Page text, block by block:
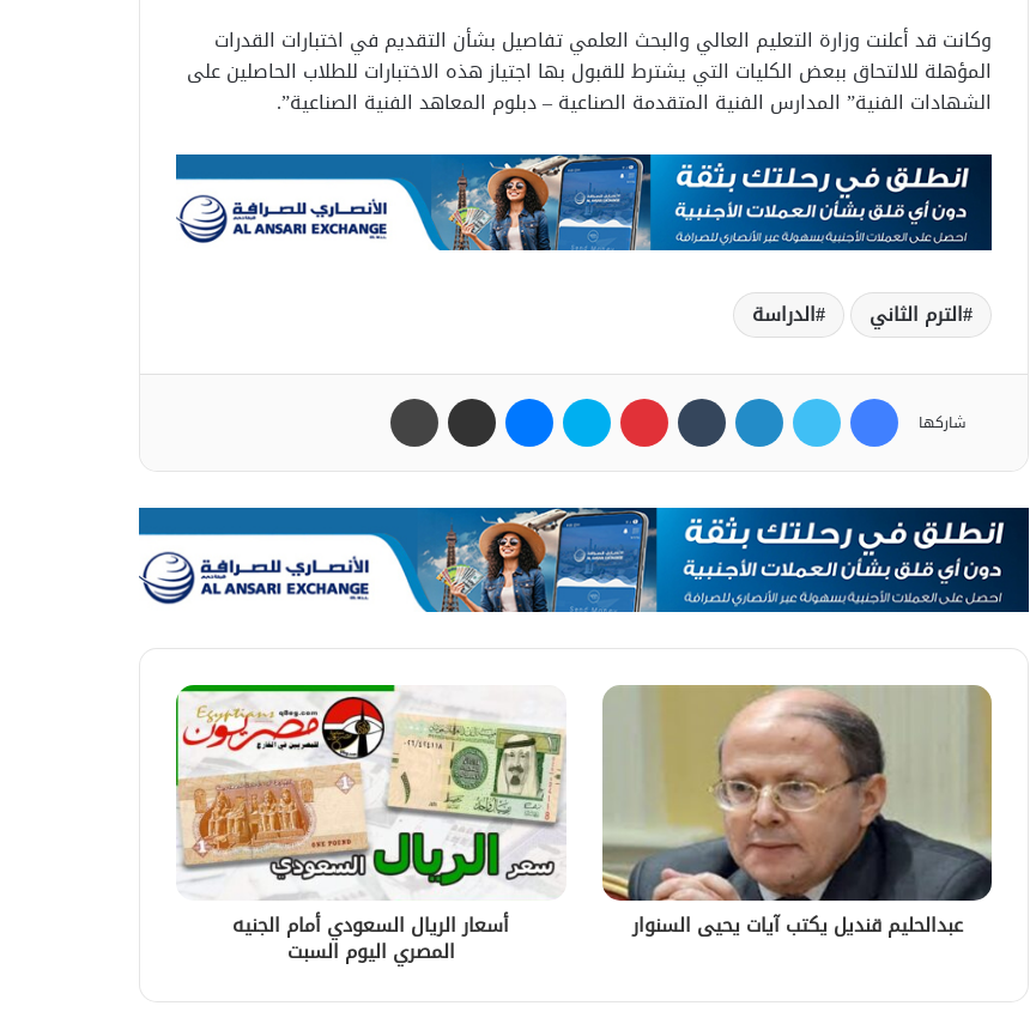
وكانت قد أعلنت وزارة التعليم العالي والبحث العلمي تفاصيل بشأن التقديم في اختبارات القدرات
المؤهلة للالتحاق ببعض الكليات التي يشترط للقبول بها اجتياز هذه الاختبارات للطلاب الحاصلين على
الشهادات الفنية” المدارس الفنية المتقدمة الصناعية – دبلوم المعاهد الفنية الصناعية”.
الترم الثاني الدراسة
شاركها
فيسبوك تويتر لينكدإن بينتيريست سكايب ماسنجر مشاركة عبر البريد
عبدالحليم قنديل يكتب آيات يحيى السنوار أسعار الريال السعودي أمام الجنيه
المصري اليوم السبت